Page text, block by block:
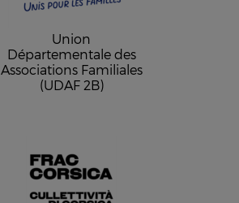
Union
Départementale des
Associations Familiales
(UDAF 2B)